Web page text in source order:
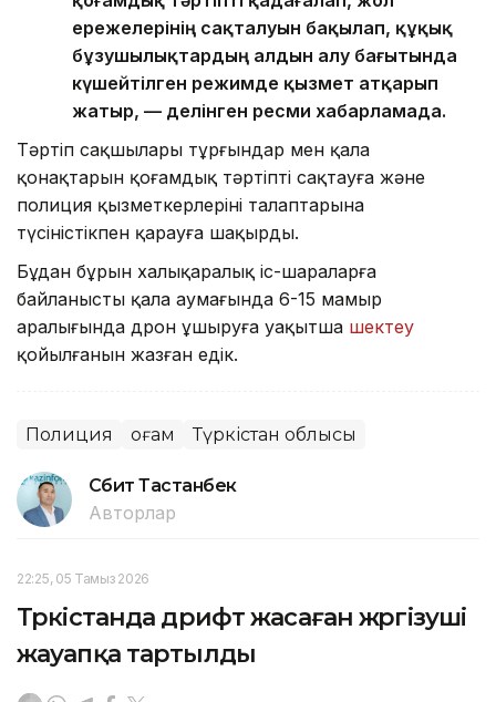
ережелерінің сақталуын бақылап, құқық
бұзушылықтардың алдын алу бағытында
күшейтілген режимде қызмет атқарып
жатыр, — делінген ресми хабарламада.
Тәртіп сақшылары тұрғындар мен қала
қонақтарын қоғамдық тәртіпті сақтауға және
полиция қызметкерлерінің талаптарына
түсіністікпен қарауға шақырды.
Бұдан бұрын халықаралық іс-шараларға
байланысты қала аумағында 6-15 мамыр
аралығында дрон ұшыруға уақытша шектеу
қойылғанын жазған едік.
Полиция Қоғам Түркістан облысы
Сәбит Тастанбек
Авторлар
22:25, 05 Тамыз 2026
Түркістанда дрифт жасаған жүргізуші
жауапқа тартылды